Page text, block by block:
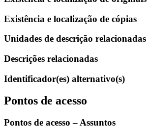
Existência e localização de cópias
Unidades de descrição relacionadas
Descrições relacionadas
Identificador(es) alternativo(s)
Pontos de acesso
Pontos de acesso – Assuntos